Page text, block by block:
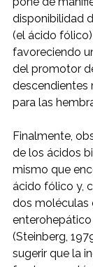
disponibilidad
(el ácido
favoreciendo
del promotor
descendientes
para las
Finalmente,
de los ácidos
mismo que
ácido fólico y,
dos moléculas
(Steinberg,
sugerir que la